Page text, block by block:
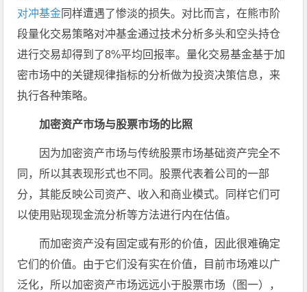
对冲基金同样遭遇了惨淡的损失。对比而言，在熊市阶
段量化交易策略对冲基金通过技术分析多头和空头持仓
进行交易却得到了8%平均回报率。量化交易基金基于加
密市场中的关键规律指标的分析做为投资决策信息，来
执行各种策略。
加密资产市场与股票市场的比照
因为加密资产市场与传统股票市场基础资产完全不
同，所以其表现形式也不同。股票代表着公司的一部
分，其能反映公司资产、收入和商业模式。同样它们可
以使用贴现现金流分析等方法进行内在估值。
而加密资产没有固定或有形的价值，因此很难确定
它们的价值。由于它们没有实在价值，目前市场难以广
泛化，所以加密资产市场远远小于股票市场（图一），